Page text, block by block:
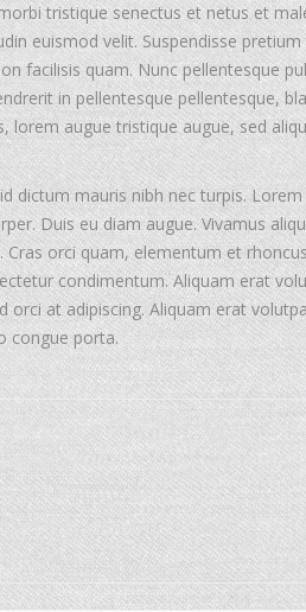
tristique senectus et netus et
euismod velit. Suspendisse
facilisis quam. Nunc pellentesque
in pellentesque pellentesque,
augue tristique augue, sed
dictum mauris nibh nec turpis.
Duis eu diam augue. Vivamus
orci quam, elementum et
condimentum. Aliquam erat
at adipiscing. Aliquam erat
congue porta.